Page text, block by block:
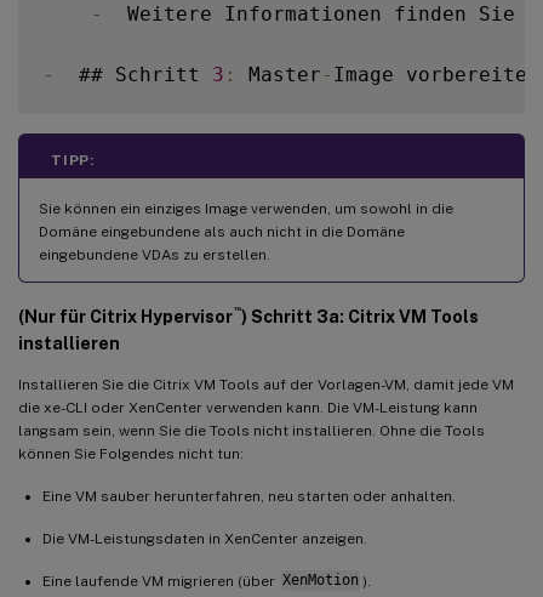
-
Weitere Informationen finden Sie
-
  ## Schritt
3 : Master -
TIPP:
Sie können ein einziges Image verwenden, um sowohl in die
Domäne eingebundene als auch nicht in die Domäne
eingebundene VDAs zu erstellen.
(Nur für Citrix Hypervisor™) Schritt 3a: Citrix VM Tools
installieren
Installieren Sie die Citrix VM Tools auf der Vorlagen-VM, damit jede VM
die xe-CLI oder XenCenter verwenden kann. Die VM-Leistung kann
langsam sein, wenn Sie die Tools nicht installieren. Ohne die Tools
können Sie Folgendes nicht tun:
Eine VM sauber herunterfahren, neu starten oder anhalten.
Die VM-Leistungsdaten in XenCenter anzeigen.
Eine laufende VM migrieren (über XenMotion ).